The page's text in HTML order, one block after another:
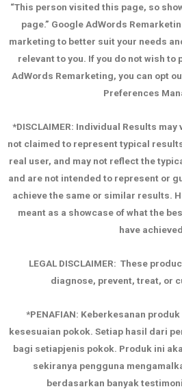
“This person visited this page, so
page.” Google AdWords
marketing to better suit your needs
relevant to you. If you do not wish to
AdWords Remarketing, you can opt
Preferences
*DISCLAIMER: Individual Results
not claimed to represent typical
real user, and may not reflect the
and are not intended to represent or
achieve the same or similar results.
meant as a showcase of what the
have
LEGAL DISCLAIMER: These
diagnose, prevent, treat, or
*PENAFIAN: Keberkesanan
kesesuaian pokok. Setiap hasil dari
bagi setiapjenis pokok. Produk ini
sekiranya pengguna
berdasarkan banyak